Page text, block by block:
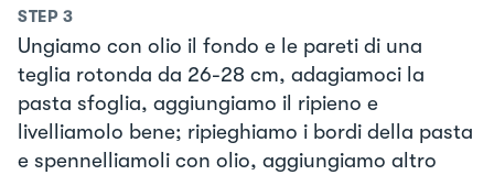
STEP 3
Ungiamo con olio il fondo e le pareti di una
teglia rotonda da 26-28 cm, adagiamoci la
pasta sfoglia, aggiungiamo il ripieno e
livelliamolo bene; ripieghiamo i bordi della pasta
e spennelliamoli con olio, aggiungiamo altro